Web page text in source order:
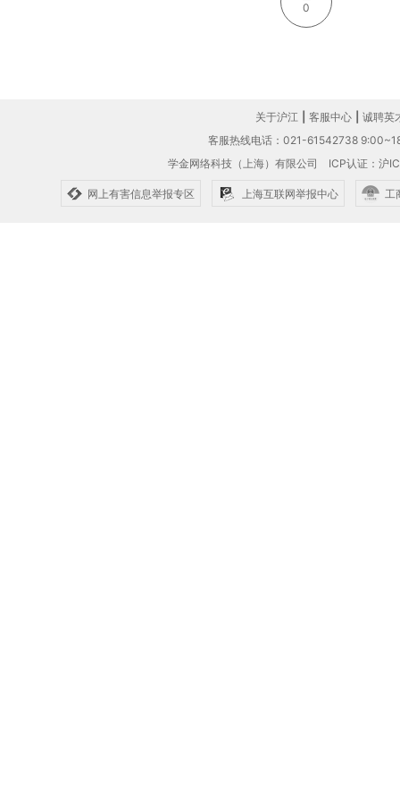
0
关于沪江 客服中心
诚聘英
客服热线电话：021-61542738
学金网络科技（上海）有限公司 ICP认证：沪
网上有害信息举报专区 上海互联网举报中心 工